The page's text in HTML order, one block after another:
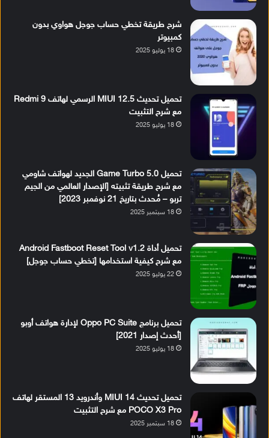
شرح طريقة تخطي حساب جوجل هواوي بدون
كمبيوتر
18 يوليو 2025
تحميل تحديث MIUI 12.5 الرسمي لهاتف Redmi 9
مع شرح التثبيت
18 يوليو 2025
تحميل Game Turbo 5.0 الجديد لهواتف شاومي
مع شرح طريقة تثبيته [الإصدار العالمي من الجيم
تربو – مُحدث بتاريخ 21 نوفمبر 2023]
18 سبتمبر 2025
تحميل أداة Android Fastboot Reset Tool v1.2
مع شرح كيفية استخدامها [تخطي حساب جوجل]
22 يوليو 2025
تحميل برنامج Oppo PC Suite لإدارة هواتف أوبو
[أحدث إصدار 2021]
18 يوليو 2025
تحميل تحديث MIUI 14 وأندرويد 13 المستقر لهاتف
POCO X3 Pro مع شرح التثبيت
18 سبتمبر 2025